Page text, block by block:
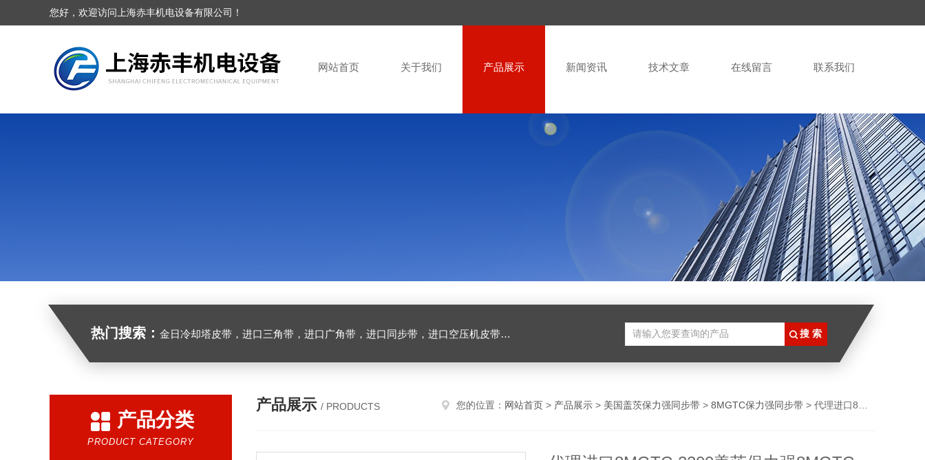
您好，欢迎访问上海赤丰机电设备有限公司！
网站首页 关于我们 产品展示 新闻资讯 技术文章 在线留言 联系我们
热门搜索： 金日冷却塔皮带，进口三角带，进口广角带，进口同步带，进口空压机皮带，带齿三角带，特氟龙高温布，进口轴承油封及电子仪器
产品分类
PRODUCT CATEGORY
产品展示 / PRODUCTS 您的位置： 网站首页 > 产品展示 > 美国盖茨保力强同步带 > 8MGTC保力强同步带 > 代理进口8MGTC-2200盖茨保力强8MGTC-2200同步带报价